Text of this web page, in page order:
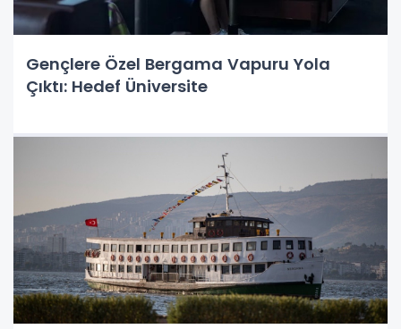
Gençlere Özel Bergama Vapuru Yola
Çıktı: Hedef Üniversite